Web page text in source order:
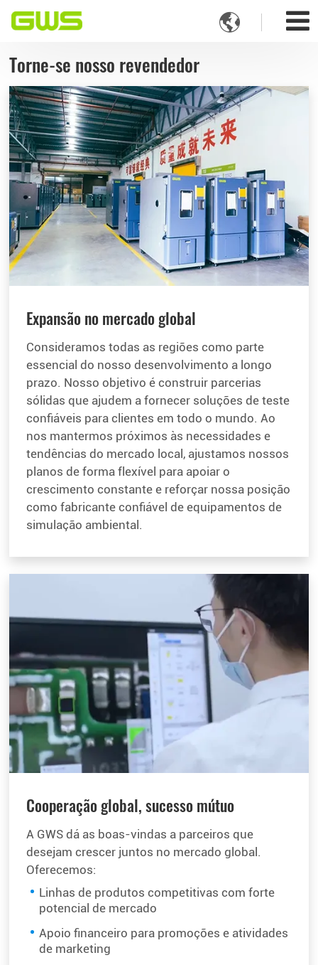

Torne-se nosso revendedor
Expansão no mercado global
Consideramos todas as regiões como parte
essencial do nosso desenvolvimento a longo
prazo. Nosso objetivo é construir parcerias
sólidas que ajudem a fornecer soluções de teste
confiáveis para clientes em todo o mundo. Ao
nos mantermos próximos às necessidades e
tendências do mercado local, ajustamos nossos
planos de forma flexível para apoiar o
crescimento constante e reforçar nossa posição
como fabricante confiável de equipamentos de
simulação ambiental.
Cooperação global, sucesso mútuo
A GWS dá as boas-vindas a parceiros que
desejam crescer juntos no mercado global.
Oferecemos:
Linhas de produtos competitivas com forte
potencial de mercado
Apoio financeiro para promoções e atividades
de marketing